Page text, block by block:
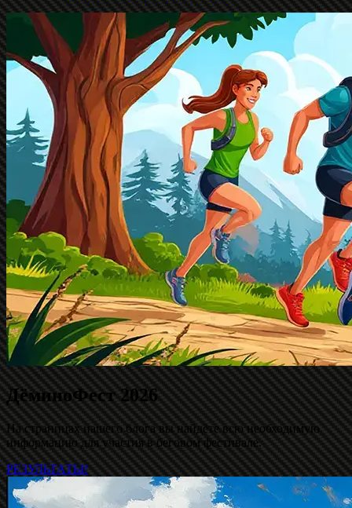
ДёминоФест 2026
На страницах нашего блога вы найдёте всю необходимую
информацию для участия в беговом фестивале.
РЕЗУЛЬТАТЫ!